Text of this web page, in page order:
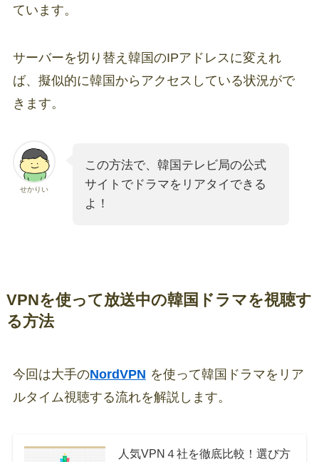
ています。
サーバーを切り替え韓国のIPアドレスに変えれ
ば、擬似的に韓国からアクセスしている状況がで
きます。
せかりい
この方法で、韓国テレビ局の公式
サイトでドラマをリアタイできる
よ！
VPNを使って放送中の韓国ドラマを視聴す
る方法
今回は大手のNordVPN を使って韓国ドラマをリア
ルタイム視聴する流れを解説します。
人気VPN４社を徹底比較！選び方